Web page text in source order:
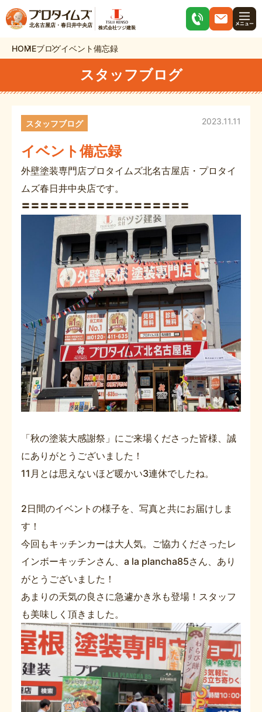
北名古屋店・春日井中央店 株式会社ツジ建装
HOMEブログイベント備忘録
スタッフブログ
イベント備忘録
2023.11.11
スタッフブログ
外壁塗装専門店プロタイムズ北名古屋店・プロタイ
ムズ春日井中央店です。
「秋の塗装大感謝祭」にご来場くださった皆様、誠
にありがとうございました！
11月とは思えないほど暖かい3連休でしたね。
2日間のイベントの様子を、写真と共にお届けしま
す！
今回もキッチンカーは大人気。ご協力くださったレ
インボーキッチンさん、a la plancha85さん、あり
がとうございました！
あまりの天気の良さに急遽かき氷も登場！スタッフ
も美味しく頂きました。